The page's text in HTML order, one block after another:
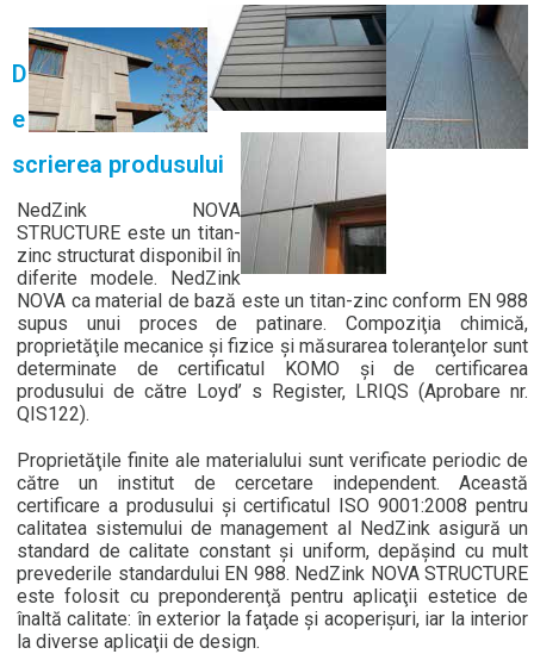
D
e
scrierea produsului
NedZink NOVA
STRUCTURE este un titan-
zinc structurat disponibil în
diferite modele. NedZink
NOVA ca material de bază este un titan-zinc conform EN 988
supus unui proces de patinare. Compoziţia chimică,
proprietăţile mecanice şi fizice și măsurarea toleranţelor sunt
determinate de certificatul KOMO şi de certificarea
produsului de către Loyd’ s Register, LRIQS (Aprobare nr.
QIS122).
Proprietăţile finite ale materialului sunt verificate periodic de
către un institut de cercetare independent. Această
certificare a produsului şi certificatul ISO 9001:2008 pentru
calitatea sistemului de management al NedZink asigură un
standard de calitate constant şi uniform, depăşind cu mult
prevederile standardului EN 988. NedZink NOVA STRUCTURE
este folosit cu preponderenţă pentru aplicaţii estetice de
înaltă calitate: în exterior la faţade şi acoperişuri, iar la interior
la diverse aplicaţii de design.